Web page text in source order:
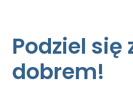
Podziel się
dobrem!